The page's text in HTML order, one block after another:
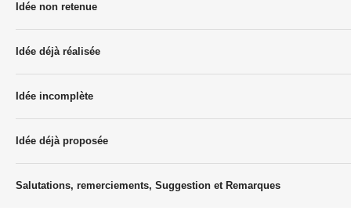
Idée non retenue
Idée déjà réalisée
Idée incomplète
Idée déjà proposée
Salutations, remerciements, Suggestion et Remarques